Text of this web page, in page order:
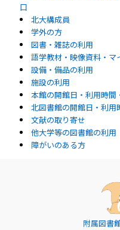
口
北大構成員
学外の方
図書・雑誌の利用
語学教材・映像資料・マ
設備・備品の利用
施設の利用
本館の開館日・利用時間
北図書館の開館日・利用
文献の取り寄せ
他大学等の図書館の利用
障がいのある方
附属図書